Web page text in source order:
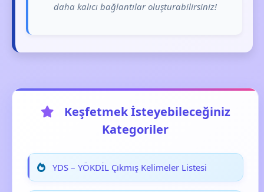
daha kalıcı bağlantılar oluşturabilirsiniz!
Keşfetmek İsteyebileceğiniz
Kategoriler
YDS – YÖKDİL Çıkmış Kelimeler Listesi